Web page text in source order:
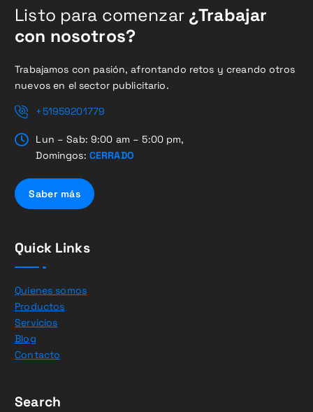
Listo para comenzar¿Trabajar
con nosotros?
Trabajamos con pasión, afrontando retos y creando otros
nuevos en el sector publicitario.
+51959201779
Lun – Sab: 9:00 am – 5:00 pm,
Domingos: CERRADO
Saber más
Quick Links
Quienes somos
Productos
Servicios
Blog
Contacto
Search